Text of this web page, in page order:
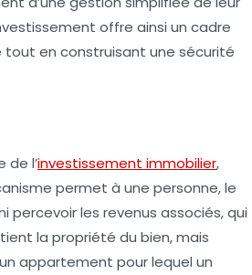
offre ainsi un cadre
tout en construisant une sécurité
de l’investissement immobilier,
permet à une personne, le
les revenus associés, qui
la propriété du bien, mais
appartement pour lequel un